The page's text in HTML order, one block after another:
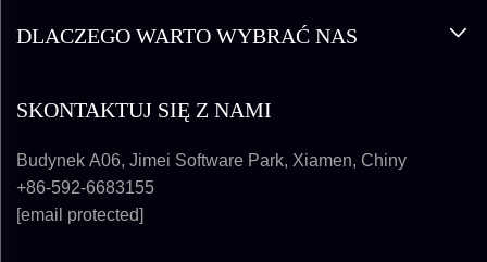
DLACZEGO WARTO WYBRAĆ NAS
SKONTAKTUJ SIĘ Z NAMI
Budynek A06, Jimei Software Park, Xiamen, Chiny
+86-592-6683155
[email protected]